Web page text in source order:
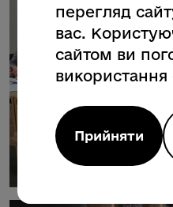
перегляд
вас.
сайтом ви
використання
Прийняти